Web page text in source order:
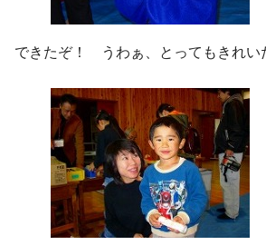
できたぞ！ うわぁ、とってもきれい